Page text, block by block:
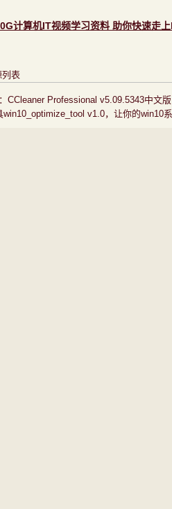
计算机IT视频学习资料 助你快速走
列表
CCleaner Professional v5.09.5343中文
win10_optimize_tool v1.0，让你的win10